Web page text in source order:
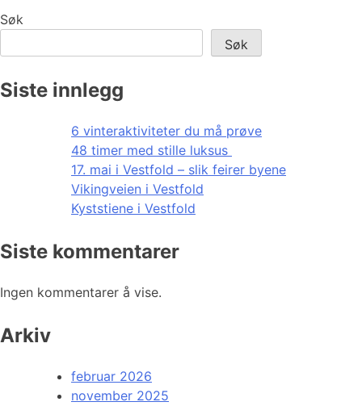
Søk
Søk
Siste innlegg
6 vinteraktiviteter du må prøve
48 timer med stille luksus
17. mai i Vestfold – slik feirer byene
Vikingveien i Vestfold
Kyststiene i Vestfold
Siste kommentarer
Ingen kommentarer å vise.
Arkiv
februar 2026
november 2025